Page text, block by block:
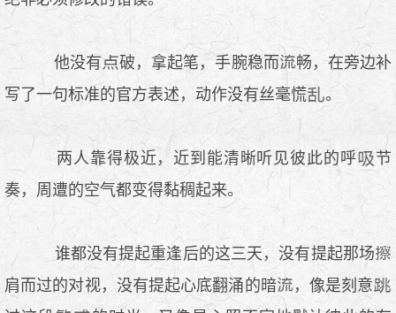
他没有 破，拿起笔，手腕稳而
畅，在旁边补
写了一句标准的官方表述，动作没有丝毫慌
。
两人靠得极近，近到能清晰听见彼此的呼
节
奏，周遭的空气都变得黏稠起来。
谁都没有提起重逢后的这三天，没有提起那场
肩而过的对视，没有提起心底翻涌的暗
，像是刻意